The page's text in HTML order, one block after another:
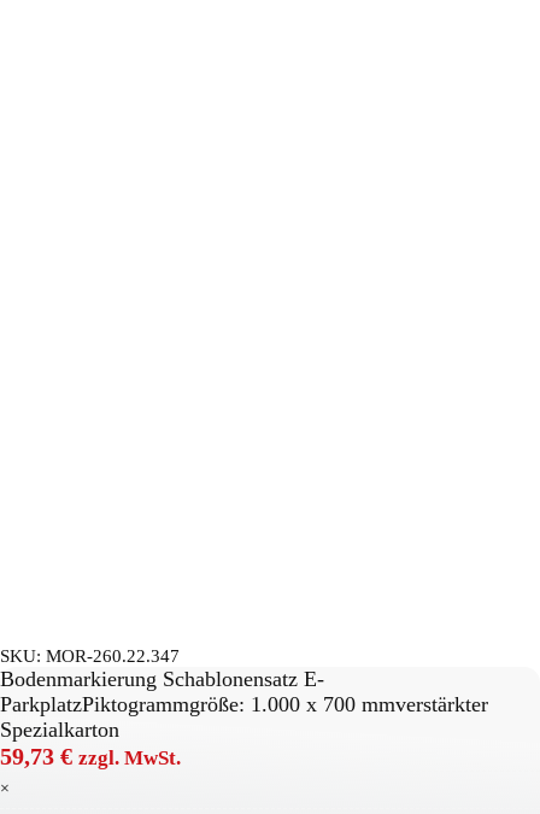
SKU: MOR-260.22.347
Bodenmarkierung Schablonensatz E-
ParkplatzPiktogrammgröße: 1.000 x 700 mmverstärkter
Spezialkarton
59,73 € zzgl. MwSt.
×